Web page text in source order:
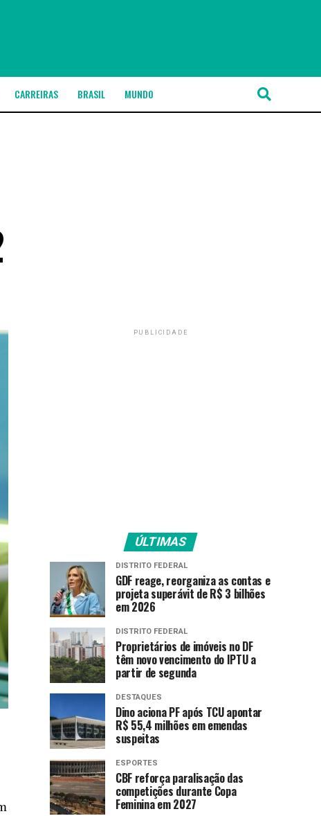
CARREIRAS BRASIL MUNDO
PUBLICIDADE
ÚLTIMAS
DISTRITO FEDERAL
GDF reage, reorganiza as contas e
projeta superávit de R$ 3 bilhões
em 2026
DISTRITO FEDERAL
Proprietários de imóveis no DF
têm novo vencimento do IPTU a
partir de segunda
DESTAQUES
Dino aciona PF após TCU apontar
R$ 55,4 milhões em emendas
suspeitas
ESPORTES
CBF reforça paralisação das
competições durante Copa
Feminina em 2027